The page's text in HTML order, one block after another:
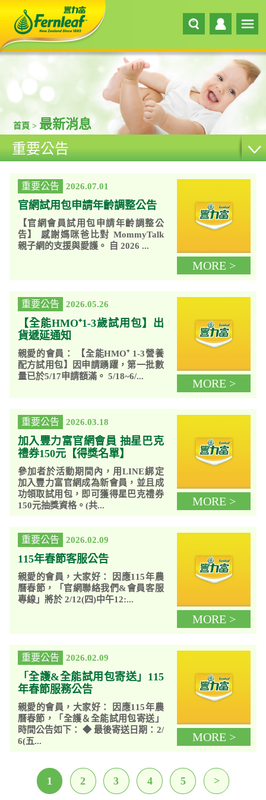
首頁 > 最新消息
重要公告
重要公告 2026.07.01
官網試用包申請年齡調整公告
【官網會員試用包申請年齡調整公
告】 感謝媽咪爸比對 MommyTalk
親子網的支援與愛護。 自 2026 ...
MORE >
重要公告 2026.05.26
【全能HMO⁺1-3歲試用包】出
貨遞延通知
親愛的會員： 【全能HMO⁺ 1-3營養
配方試用包】因申請踴躍，第一批數
量已於5/17申請額滿。 5/18~6/...
MORE >
重要公告 2026.03.18
加入豐力富官網會員 抽星巴克
禮券150元【得獎名單】
參加者於活動期間內，用LINE綁定
加入豐力富官網成為新會員，並且成
功領取試用包，即可獲得星巴克禮券
150元抽獎資格。(共...
MORE >
重要公告 2026.02.09
115年春節客服公告
親愛的會員，大家好： 因應115年農
曆春節，「官網聯絡我們&會員客服
專線」將於 2/12(四)中午12:...
MORE >
重要公告 2026.02.09
「全護&全能試用包寄送」115
年春節服務公告
親愛的會員，大家好： 因應115年農
曆春節，「全護＆全能試用包寄送」
時間公告如下： ◆ 最後寄送日期：2/
6(五...
MORE >
1 2 3 4 5 >